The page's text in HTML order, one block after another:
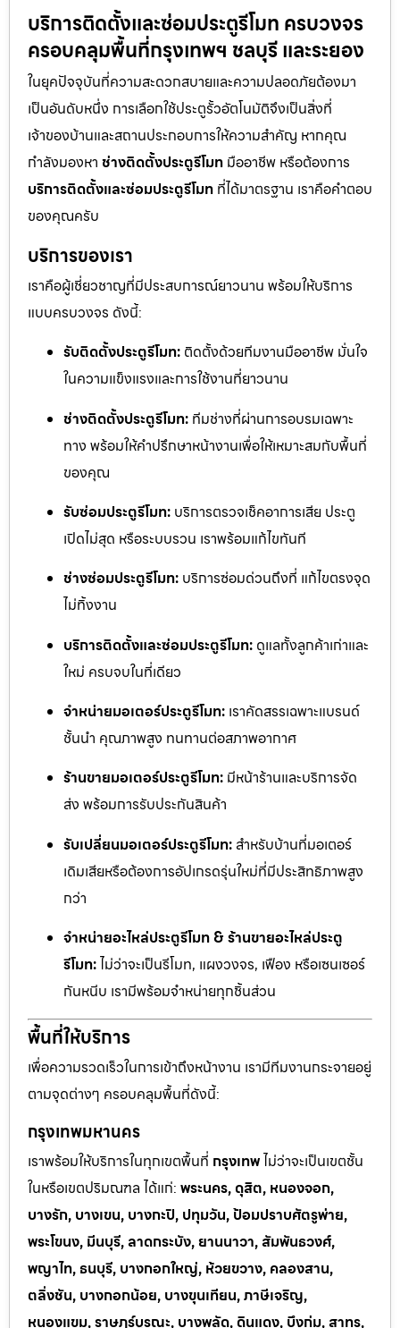
บริการติดตั้งและซ่อมประตูรีโมท ครบวงจร
ครอบคลุมพื้นที่กรุงเทพฯ ชลบุรี และระยอง
ในยุคปัจจุบันที่ความสะดวกสบายและความปลอดภัยต้องมา
เป็นอันดับหนึ่ง การเลือกใช้ประตูรั้วอัตโนมัติจึงเป็นสิ่งที่
เจ้าของบ้านและสถานประกอบการให้ความสำคัญ หากคุณ
กำลังมองหา ช่างติดตั้งประตูรีโมท มืออาชีพ หรือต้องการ
บริการติดตั้งและซ่อมประตูรีโมท ที่ได้มาตรฐาน เราคือคำตอบ
ของคุณครับ
บริการของเรา
เราคือผู้เชี่ยวชาญที่มีประสบการณ์ยาวนาน พร้อมให้บริการ
แบบครบวงจร ดังนี้:
รับติดตั้งประตูรีโมท: ติดตั้งด้วยทีมงานมืออาชีพ มั่นใจ
ในความแข็งแรงและการใช้งานที่ยาวนาน
ช่างติดตั้งประตูรีโมท: ทีมช่างที่ผ่านการอบรมเฉพาะ
ทาง พร้อมให้คำปรึกษาหน้างานเพื่อให้เหมาะสมกับพื้นที่
ของคุณ
รับซ่อมประตูรีโมท: บริการตรวจเช็คอาการเสีย ประตู
เปิดไม่สุด หรือระบบรวน เราพร้อมแก้ไขทันที
ช่างซ่อมประตูรีโมท: บริการซ่อมด่วนถึงที่ แก้ไขตรงจุด
ไม่ทิ้งงาน
บริการติดตั้งและซ่อมประตูรีโมท: ดูแลทั้งลูกค้าเก่าและ
ใหม่ ครบจบในที่เดียว
จำหน่ายมอเตอร์ประตูรีโมท: เราคัดสรรเฉพาะแบรนด์
ชั้นนำ คุณภาพสูง ทนทานต่อสภาพอากาศ
ร้านขายมอเตอร์ประตูรีโมท: มีหน้าร้านและบริการจัด
ส่ง พร้อมการรับประกันสินค้า
รับเปลี่ยนมอเตอร์ประตูรีโมท: สำหรับบ้านที่มอเตอร์
เดิมเสียหรือต้องการอัปเกรดรุ่นใหม่ที่มีประสิทธิภาพสูง
กว่า
จำหน่ายอะไหล่ประตูรีโมท & ร้านขายอะไหล่ประตู
รีโมท:ไม่ว่าจะเป็นรีโมท, แผงวงจร, เฟือง หรือเซนเซอร์
กันหนีบ เรามีพร้อมจำหน่ายทุกชิ้นส่วน
พื้นที่ให้บริการ
เพื่อความรวดเร็วในการเข้าถึงหน้างาน เรามีทีมงานกระจายอยู่
ตามจุดต่างๆ ครอบคลุมพื้นที่ดังนี้:
กรุงเทพมหานคร
เราพร้อมให้บริการในทุกเขตพื้นที่ กรุงเทพไม่ว่าจะเป็นเขตชั้น
ในหรือเขตปริมณฑล ได้แก่: พระนคร, ดุสิต, หนองจอก,
บางรัก, บางเขน, บางกะปิ, ปทุมวัน, ป้อมปราบศัตรูพ่าย,
พระโขนง, มีนบุรี, ลาดกระบัง, ยานนาวา, สัมพันธวงศ์,
พญาไท, ธนบุรี, บางกอกใหญ่, ห้วยขวาง, คลองสาน,
ตลิ่งชัน, บางกอกน้อย, บางขุนเทียน, ภาษีเจริญ,
หนองแขม, ราษฎร์บูรณะ, บางพลัด, ดินแดง, บึงกุ่ม, สาทร,